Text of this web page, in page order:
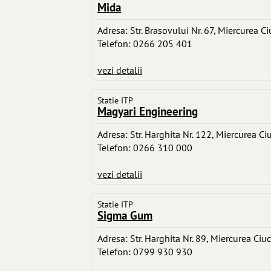
Mida
Adresa: Str. Brasovului Nr. 67, Miercurea
Telefon: 0266 205 401
vezi detalii
Statie ITP
Magyari Engineering
Adresa: Str. Harghita Nr. 122, Miercurea
Telefon: 0266 310 000
vezi detalii
Statie ITP
Sigma Gum
Adresa: Str. Harghita Nr. 89, Miercurea Ciuc
Telefon: 0799 930 930